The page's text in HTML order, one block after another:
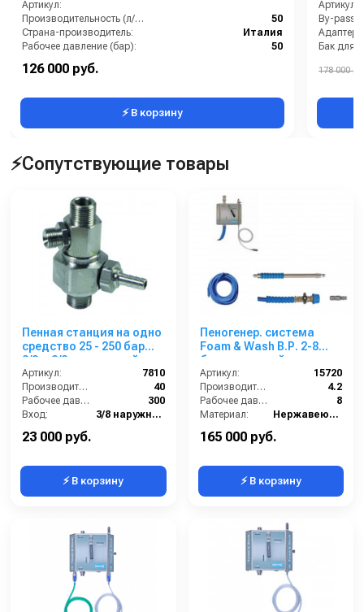
Артикул:
Производительность (л/мин):
50
Страна-производитель:
Италия
Рабочее давление (бар):
50
Мощность (кВт):
Масса (кг):
126 000 руб.
⚡ В корзину
Артикул:
By-pass:
Бак для
Вид
178 000
⚡Сопутствующие товары
Пенная станция на одно
средство 25 - 250 бар
3/8ш.3/8ш.с подачей
воздуха
Артикул:
7810
Производительность (л/мин):
40
Рабочее давление (бар):
300
Вход:
3/8 наружняя резьба
23 000 руб.
⚡ В корзину
Пеногенер. система
Foam & Wash B.Р. 2-8
бар, с подачей воздуха,
на 1 ср-во 1/2ш. 1/2ш.с
аксесс.
Артикул:
15720
Производительность (л/мин):
4.2
Рабочее давление (бар):
8
Материал:
Нержавеющая сталь
165 000 руб.
⚡ В корзину